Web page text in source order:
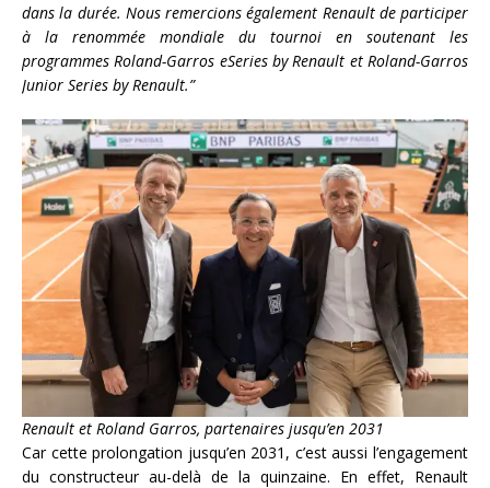
dans la durée. Nous remercions également Renault de participer
à la renommée mondiale du tournoi en soutenant les
programmes Roland-Garros eSeries by Renault et Roland-Garros
Junior Series by Renault.”
Renault et Roland Garros, partenaires jusqu’en 2031
Car cette prolongation jusqu’en 2031, c’est aussi l’engagement
du constructeur au-delà de la quinzaine. En effet, Renault